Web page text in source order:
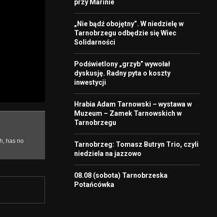
przy Marinie
„Nie bądź obojętny”. W niedzielę w
Tarnobrzegu odbędzie się Wiec
Solidarności
Podświetlony „grzyb” wywołał
dyskusję. Radny pyta o koszty
inwestycji
Hrabia Adam Tarnowski – wystawa w
Muzeum – Zamek Tarnowskich w
Tarnobrzegu
Tarnobrzeg: Tomasz Butryn Trio, czyli
niedziela na jazzowo
08.08 (sobota) Tarnobrzeska
Potańcówka